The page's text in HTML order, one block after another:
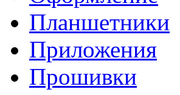
Планшетники
Приложения
Прошивки